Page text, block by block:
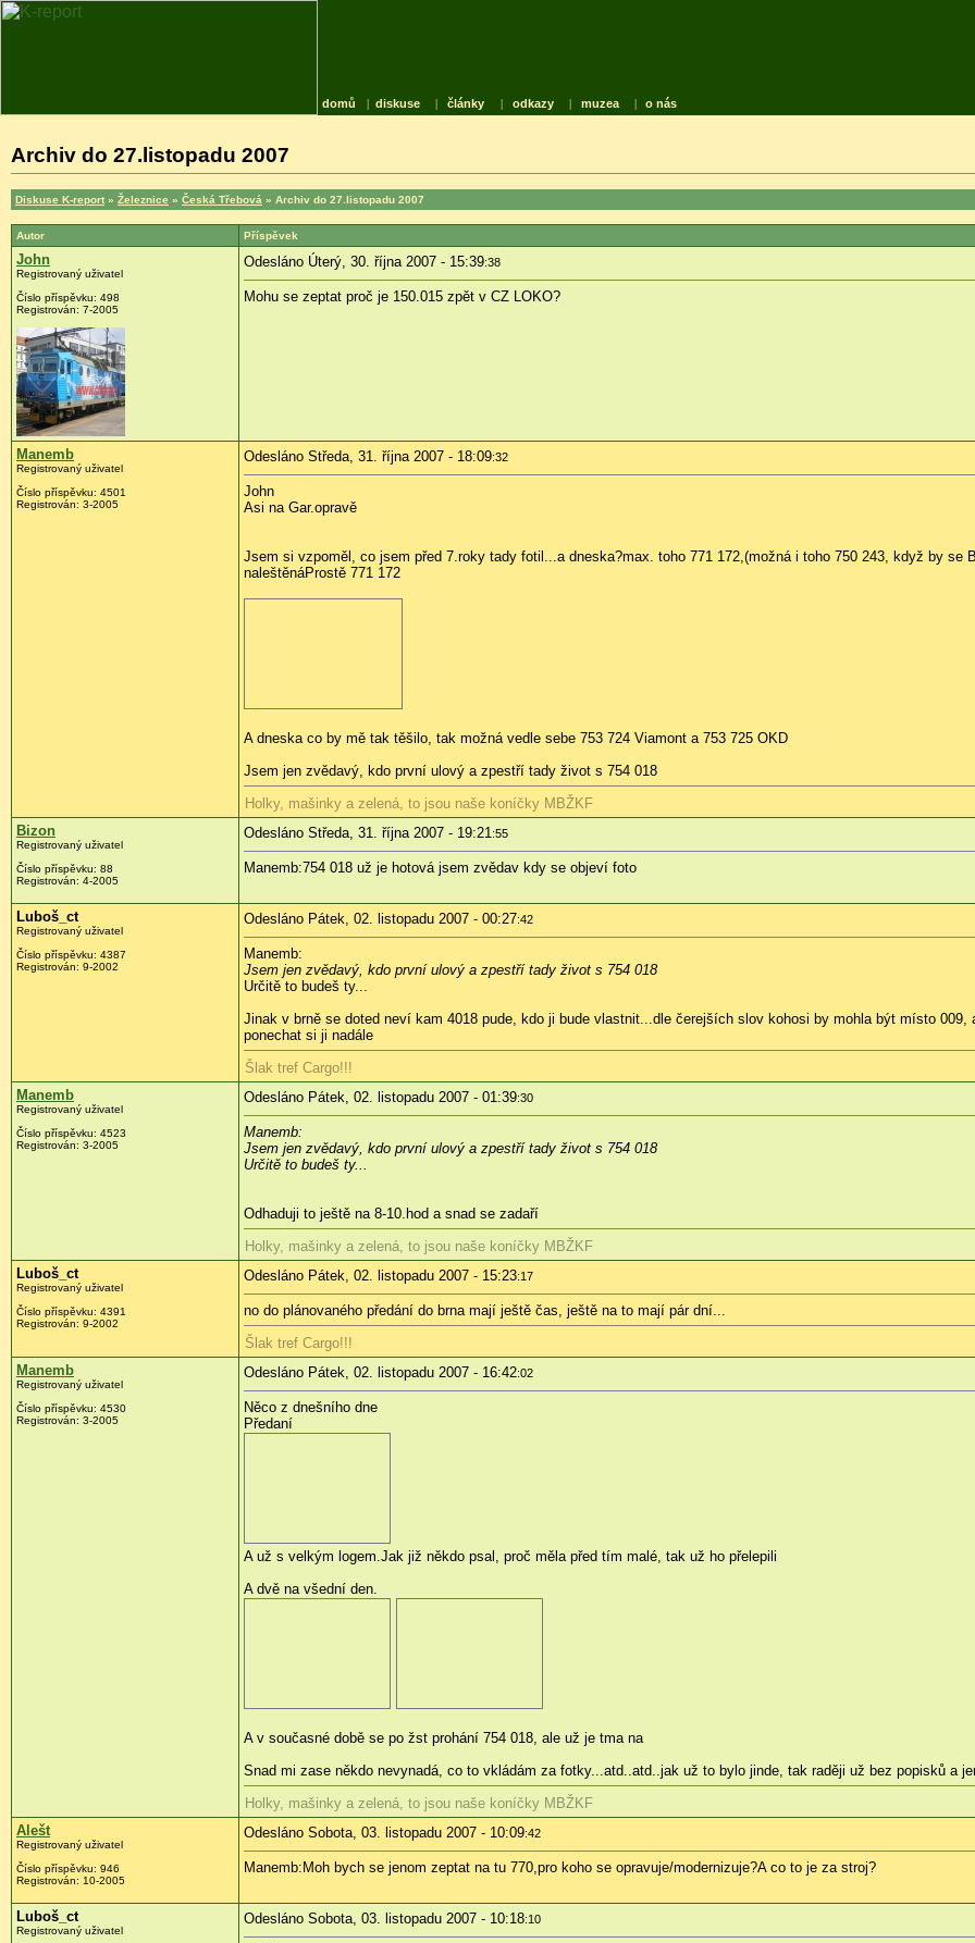
domů | diskuse | články | odkazy | muzea | o nás
Archiv do 27.listopadu 2007
Diskuse K-report » Železnice » Česká Třebová » Archiv do 27.listopadu 2007
Autor Příspěvek
John
Registrovaný uživatel
Číslo příspěvku: 498
Registrován: 7-2005
Odesláno Úterý, 30. října 2007 - 15:39:38
Mohu se zeptat proč je 150.015 zpět v CZ LOKO?
Manemb
Registrovaný uživatel
Číslo příspěvku: 4501
Registrován: 3-2005
Odesláno Středa, 31. října 2007 - 18:09:32
John
Asi na Gar.opravě
Jsem si vzpoměl, co jsem před 7.roky tady fotil...a dneska?max. toho 771 172 ,(možná i toho 750 243, když by se
naleštěnáProstě 771 172
A dneska co by mě tak těšilo, tak možná vedle sebe 753 724 Viamont a 753 725 OKD
Jsem jen zvědavý, kdo první ulový a zpestří tady život s 754 018
Holky, mašinky a zelená, to jsou naše koníčky MBŽKF
Bizon
Registrovaný uživatel
Číslo příspěvku: 88
Registrován: 4-2005
Odesláno Středa, 31. října 2007 - 19:21 :55
Manemb:754 018 už je hotová jsem zvědav kdy se objeví foto
Luboš_ct
Registrovaný uživatel
Číslo příspěvku: 4387
Registrován: 9-2002
Odesláno Pátek, 02. listopadu 2007 - 00:27:42
Manemb:
Jsem jen zvědavý, kdo první ulový a zpestří tady život s 754 018
Určitě to budeš ty...
Jinak v brně se doted neví kam 4018 pude, kdo ji bude vlastnit...dle čerejších slov kohosi by mohla být místo
ponechat si ji nadále
Šlak tref Cargo!!!
Manemb
Registrovaný uživatel
Číslo příspěvku: 4523
Registrován: 3-2005
Odesláno Pátek, 02. listopadu 2007 - 01:39:30
Manemb:
Jsem jen zvědavý, kdo první ulový a zpestří tady život s 754 018
Určitě to budeš ty...
Odhaduji to ještě na 8-10.hod a snad se zadaří
Holky, mašinky a zelená, to jsou naše koníčky MBŽKF
Luboš_ct
Registrovaný uživatel
Číslo příspěvku: 4391
Registrován: 9-2002
Odesláno Pátek, 02. listopadu 2007 - 15:23:17
no do plánovaného předání do brna mají ještě čas, ještě na to mají pár dní...
Šlak tref Cargo!!!
Manemb
Registrovaný uživatel
Číslo příspěvku: 4530
Registrován: 3-2005
Odesláno Pátek, 02. listopadu 2007 - 16:42:02
Něco z dnešního dne
Předaní
A už s velkým logem.Jak již někdo psal, proč měla před tím malé, tak už ho přelepili
A dvě na všední den.
A v současné době se po žst prohání 754 018, ale už je tma na
Snad mi zase někdo nevynadá, co to vkládám za fotky...atd..atd..jak už to bylo jinde, tak raději už bez popisků a
Holky, mašinky a zelená, to jsou naše koníčky MBŽKF
Alešt
Registrovaný uživatel
Číslo příspěvku: 946
Registrován: 10-2005
Odesláno Sobota, 03. listopadu 2007 - 10:09:42
Manemb:Moh bych se jenom zeptat na tu 770,pro koho se opravuje/modernizuje?A co to je za stroj?
Luboš_ct
Registrovaný uživatel
Odesláno Sobota, 03. listopadu 2007 - 10:18:10